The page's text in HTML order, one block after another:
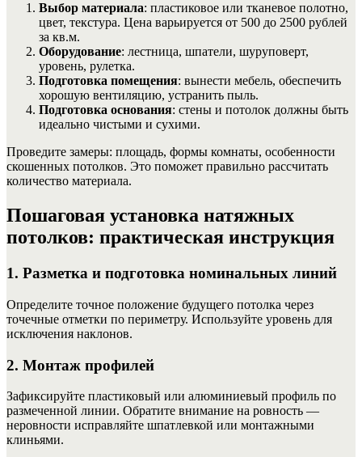
Выбор материала: пластиковое или тканевое полотно,
цвет, текстура. Цена варьируется от 500 до 2500 рублей
за кв.м.
Оборудование: лестница, шпатели, шуруповерт,
уровень, рулетка.
Подготовка помещения: вынести мебель, обеспечить
хорошую вентиляцию, устранить пыль.
Подготовка основания: стены и потолок должны быть
идеально чистыми и сухими.
Проведите замеры: площадь, формы комнаты, особенности
скошенных потолков. Это поможет правильно рассчитать
количество материала.
Пошаговая установка натяжных
потолков: практическая инструкция
1. Разметка и подготовка номинальных линий
Определите точное положение будущего потолка через
точечные отметки по периметру. Используйте уровень для
исключения наклонов.
2. Монтаж профилей
Зафиксируйте пластиковый или алюминиевый профиль по
размеченной линии. Обратите внимание на ровность —
неровности исправляйте шпатлевкой или монтажными
клиньями.